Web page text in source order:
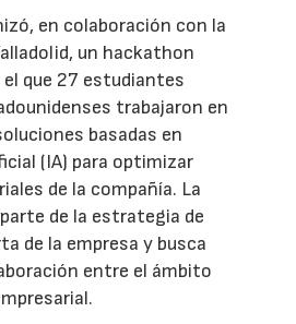
en colaboración con la
un hackathon
que 27 estudiantes
trabajaron en
basadas en
(IA) para optimizar
de la compañía. La
de la estrategia de
de la empresa y busca
entre el ámbito